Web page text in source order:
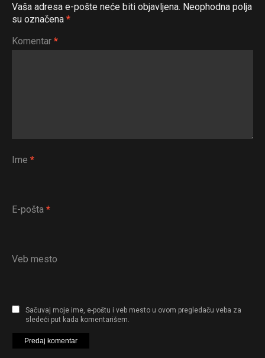
Vaša adresa e-pošte neće biti objavljena. Neophodna polja
su označena *
Komentar *
Ime *
E-pošta *
Veb mesto
Sačuvaj moje ime, e-poštu i veb mesto u ovom pregledaču veba za
sledeći put kada komentarišem.